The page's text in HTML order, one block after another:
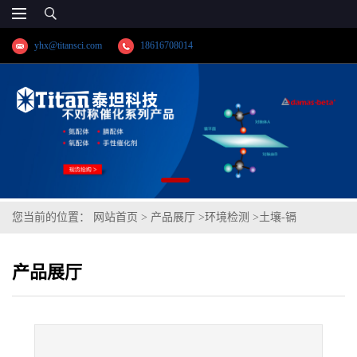
yhx@titansci.com 18616708014
您当前的位置： 网站首页 > 产品展厅 >环境检测 >土壤-镉
产品展厅